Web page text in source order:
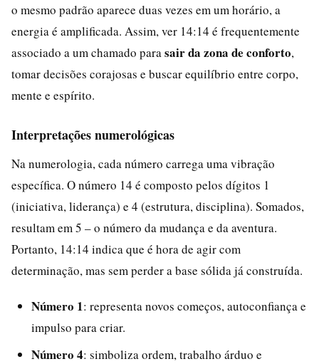
o mesmo padrão aparece duas vezes em um horário, a
energia é amplificada. Assim, ver 14:14 é frequentemente
associado a um chamado para sair da zona de conforto,
tomar decisões corajosas e buscar equilíbrio entre corpo,
mente e espírito.
Interpretações numerológicas
Na numerologia, cada número carrega uma vibração
específica. O número 14 é composto pelos dígitos 1
(iniciativa, liderança) e 4 (estrutura, disciplina). Somados,
resultam em 5 – o número da mudança e da aventura.
Portanto, 14:14 indica que é hora de agir com
determinação, mas sem perder a base sólida já construída.
Número 1: representa novos começos, autoconfiança e
impulso para criar.
Número 4: simboliza ordem, trabalho árduo e